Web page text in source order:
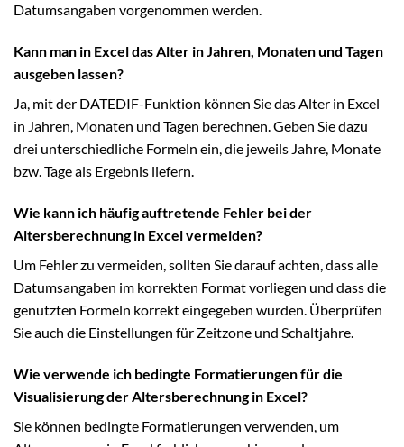
Datumsangaben vorgenommen werden.
Kann man in Excel das Alter in Jahren, Monaten und Tagen
ausgeben lassen?
Ja, mit der DATEDIF-Funktion können Sie das Alter in Excel
in Jahren, Monaten und Tagen berechnen. Geben Sie dazu
drei unterschiedliche Formeln ein, die jeweils Jahre, Monate
bzw. Tage als Ergebnis liefern.
Wie kann ich häufig auftretende Fehler bei der
Altersberechnung in Excel vermeiden?
Um Fehler zu vermeiden, sollten Sie darauf achten, dass alle
Datumsangaben im korrekten Format vorliegen und dass die
genutzten Formeln korrekt eingegeben wurden. Überprüfen
Sie auch die Einstellungen für Zeitzone und Schaltjahre.
Wie verwende ich bedingte Formatierungen für die
Visualisierung der Altersberechnung in Excel?
Sie können bedingte Formatierungen verwenden, um